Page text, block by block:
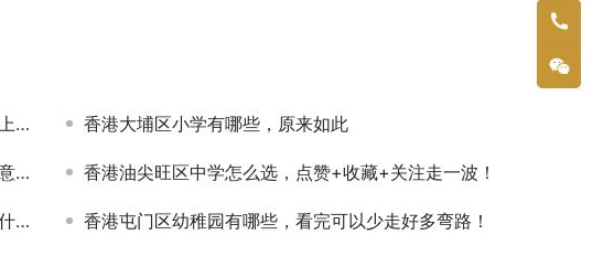
香港大埔区小学有哪些，原来如此
香港油尖旺区中学怎么选，点赞+收藏+关注走一波！
香港屯门区幼稚园有哪些，看完可以少走好多弯路！